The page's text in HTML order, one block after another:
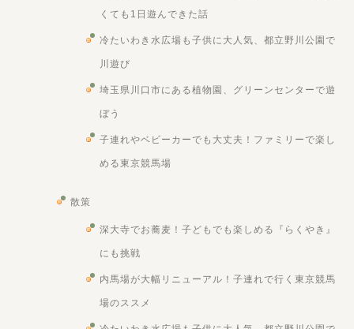
くても1日遊んできた話
冷たいわき水広場も子供に大人気、都立野川公園で
川遊び
埼玉県川口市にある植物園、グリーンセンターで遊
ぼう
子連れやベビーカーでも大丈夫！ファミリーで楽し
める東京競馬場
散策
深大寺でお蕎麦！子どもでも楽しめる『らくやき』
にも挑戦
内馬場が大幅リニューアル！子連れで行く東京競馬
場のススメ